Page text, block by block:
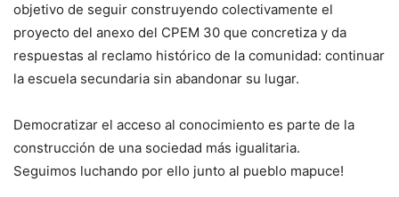
objetivo de seguir construyendo colectivamente el
proyecto del anexo del CPEM 30 que concretiza y da
respuestas al reclamo histórico de la comunidad: continuar
la escuela secundaria sin abandonar su lugar.
Democratizar el acceso al conocimiento es parte de la
construcción de una sociedad más igualitaria.
Seguimos luchando por ello junto al pueblo mapuce!